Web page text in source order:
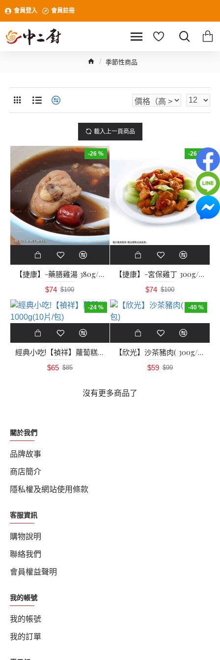
會員登入 會員註冊
季節性商品
載入上一頁商品
-26 %
【捷康】-藥膳雞湯 380g/包
$74 $100
-26 %
【捷康】-宮保雞丁 300g/包
$74 $100
-24 %
經典小吃!【禎祥】蘿蔔糕1000g(10片/包)
$65 $85
-40 %
【欣光】沙茶豬肉( 300g/包)
$59 $99
沒有更多商品了
關於我們
品牌故事
商店簡介
隱私權及網站使用條款
客服資訊
購物說明
聯絡我們
會員權益聲明
我的帳號
我的帳號
我的訂單